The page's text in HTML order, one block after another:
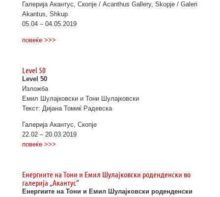
Галерија Акантус, Скопје / Acanthus Gallery, Skopje / Galeri
Akantus, Shkup
05.04 – 04.05.2019
повеќе >>>
Level 50
Level 50
Изложба
Емил Шулајковски и Тони Шулајковски
Текст: Дијана Томиќ Радевска
Галерија Акантус, Скопје
22.02 – 20.03.2019
повеќе >>>
Енергиите на Тони и Емил Шулајковски роденденски во
галерија „Акантус“
Енергиите на Тони и Емил Шулајковски роденденски